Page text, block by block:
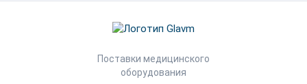
Поставки медицинского
оборудования